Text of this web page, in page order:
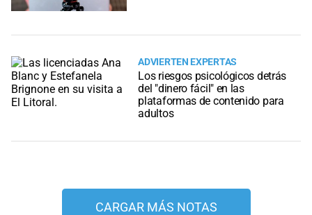
ADVIERTEN EXPERTAS
Los riesgos psicológicos detrás
del "dinero fácil" en las
plataformas de contenido para
adultos
CARGAR MÁS NOTAS